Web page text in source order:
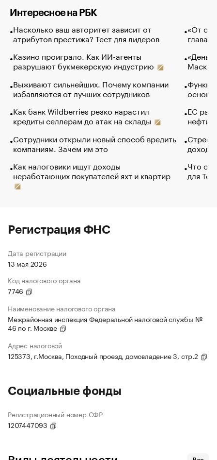
Интересное на РБК
Насколько ваш авторитет зависит от
атрибутов престижа? Тест для лидеров
Казино проиграло. Как ИИ-агенты
разрушают букмекерскую индустрию
Выживают сильнейших. Почему компании
избавляются от лучших сотрудников
Как банк Wildberries резко нарастил
кредиты селлерам до атак на склады
Сотрудники открыли новый способ вредить
компаниям. Зачем им это
Как налоговики ищут доходы
неработающих покупателей яхт и квартир
«От
глава
Маск в
основ
ЕС
нефти
Что
для
Регистрация ФНС
Дата регистрации
13 мая 2026
Код налогового органа
7746
Наименование налогового органа
Межрайонная инспекция Федеральной налоговой службы №
46 по г. Москве
Адрес налоговой
125373, г.Москва, Походный проезд, домовладение 3, стр.2
Социальные фонды
Регистрационный номер СФР
1207447093